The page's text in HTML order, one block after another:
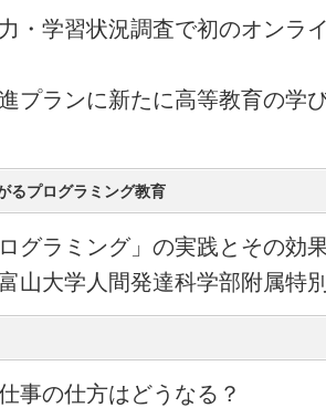
・学習状況調査で初のオンラ
プランに新たに高等教育の学
るプログラミング教育
グラミング」の実践とその効
富山大学人間発達科学部附属特
事の仕方はどうなる？